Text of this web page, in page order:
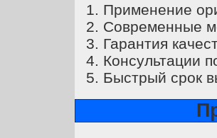
Применение
Современные
Гарантия
Консультации
Быстрый срок